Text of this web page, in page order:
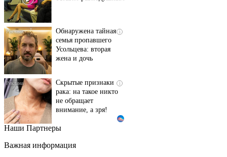
i
Обнаружена тайная
семья пропавшего
Усольцева: вторая
жена и дочь
i
Скрытые признаки
рака: на такое никто
не обращает
внимание, а зря!
Этот танец невесты
Пересмотрела 10 раз
Наши Партнеры
Важная информация